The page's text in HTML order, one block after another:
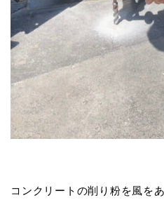
コンクリートの削り粉を風を